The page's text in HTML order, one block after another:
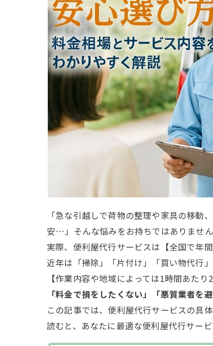
「急な引越しで荷物の整理や家具の移動
安…」そんな悩みをお持ちではありませ
実際、便利屋代行サービスは【全国で年
近年は「掃除」「片付け」「買い物代行
【作業内容や地域によっては1時間あた
「料金で損をしたくない」「悪質業者を
この記事では、便利屋代行サービスの具
読むと、あなたに最適な便利屋代行サー